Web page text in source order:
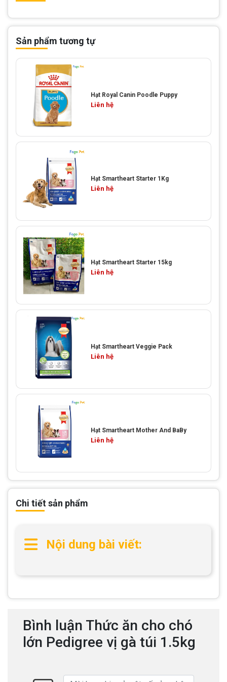
Chi tiết sản phẩm
Nội dung bài viết:
Bình luận Thức ăn cho chó
lớn Pedigree vị gà túi 1.5kg
Sản phẩm tương tự
Hạt Royal Canin Poodle Puppy
Liên hệ
Hạt Smartheart Starter 1Kg
Liên hệ
Hạt Smartheart Starter 15kg
Liên hệ
Hạt Smartheart Veggie Pack
Liên hệ
Hạt Smartheart Mother And BaBy
Liên hệ